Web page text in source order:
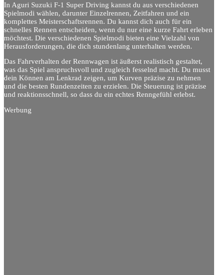
In Aguri Suzuki F-1 Super Driving kannst du aus verschiedenen
Spielmodi wählen, darunter Einzelrennen, Zeitfahren und ein
komplettes Meisterschaftsrennen. Du kannst dich auch für ein
schnelles Rennen entscheiden, wenn du nur eine kurze Fahrt erleben
möchtest. Die verschiedenen Spielmodi bieten eine Vielzahl von
Herausforderungen, die dich stundenlang unterhalten werden.
Das Fahrverhalten der Rennwagen ist äußerst realistisch gestaltet,
was das Spiel anspruchsvoll und zugleich fesselnd macht. Du musst
dein Können am Lenkrad zeigen, um Kurven präzise zu nehmen
und die besten Rundenzeiten zu erzielen. Die Steuerung ist präzise
und reaktionsschnell, so dass du ein echtes Renngefühl erlebst.
Werbung